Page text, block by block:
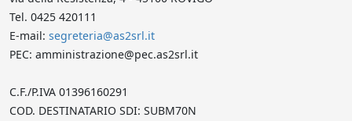
Tel. 0425 420111
E-mail: segreteria@as2srl.it
PEC: amministrazione@pec.as2srl.it
C.F./P.IVA 01396160291
COD. DESTINATARIO SDI: SUBM70N